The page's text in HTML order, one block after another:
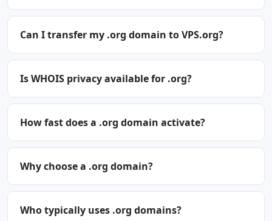
Can I transfer my .org domain to VPS.org?
Is WHOIS privacy available for .org?
How fast does a .org domain activate?
Why choose a .org domain?
Who typically uses .org domains?